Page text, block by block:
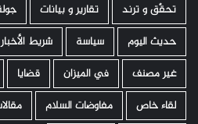
تحقّق و ترند
تقارير و بيانات
حديث اليوم
سياسة شريط الأخبار
غير مصنف
في الميزان قضايا
لقاء خاص
مفاوضات السلام